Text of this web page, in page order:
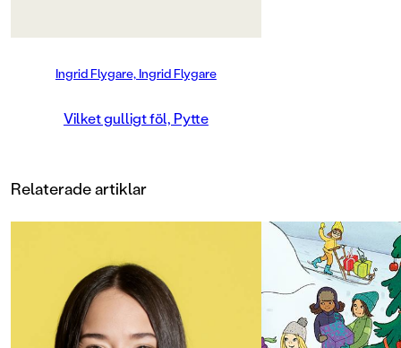
charmiga och på pricken, och alla
förälska sig i Pytte och hans vänner.
Ingrid Flygare, Ingrid Flygare
Vilket gulligt föl, Pytte
Relaterade artiklar